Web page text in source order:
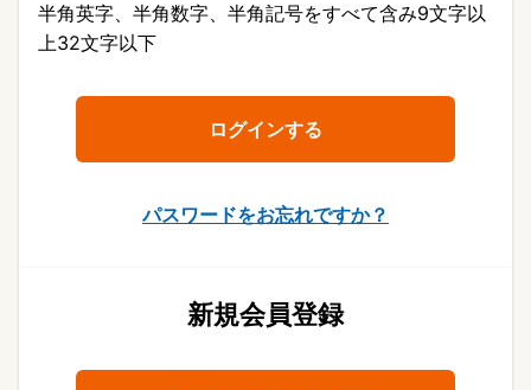
半角英字、半角数字、半角記号をすべて含み9文字以
上32文字以下
パスワードをお忘れですか？
新規会員登録